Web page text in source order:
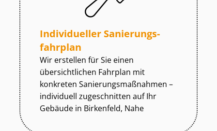
Individueller Sa­nie­rungs­
fahr­plan
Wir erstellen für Sie einen
übersichtlichen Fahrplan mit
konkreten Sa­nie­rungs­maß­nah­men –
individuell zugeschnitten auf Ihr
Gebäude in Birkenfeld, Nahe